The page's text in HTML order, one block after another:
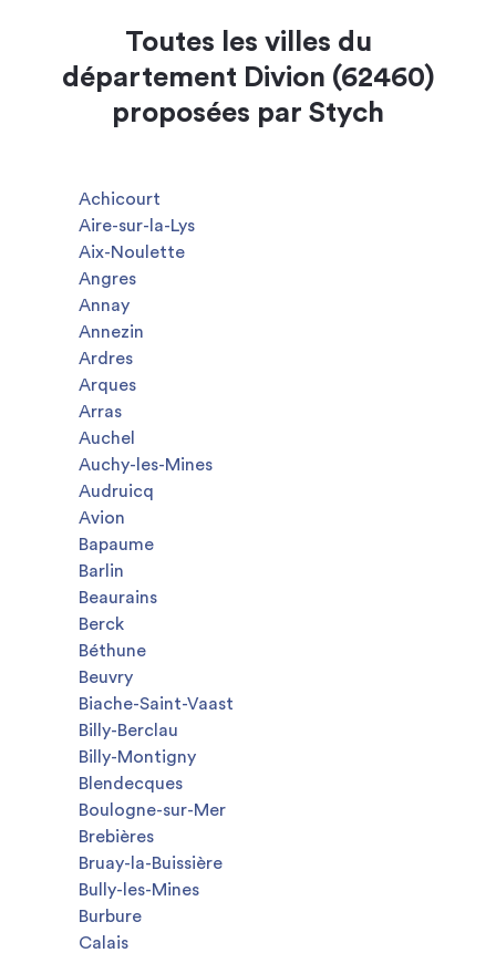
Toutes les villes du
département Divion (62460)
proposées par Stych
Achicourt
Aire-sur-la-Lys
Aix-Noulette
Angres
Annay
Annezin
Ardres
Arques
Arras
Auchel
Auchy-les-Mines
Audruicq
Avion
Bapaume
Barlin
Beaurains
Berck
Béthune
Beuvry
Biache-Saint-Vaast
Billy-Berclau
Billy-Montigny
Blendecques
Boulogne-sur-Mer
Brebières
Bruay-la-Buissière
Bully-les-Mines
Burbure
Calais